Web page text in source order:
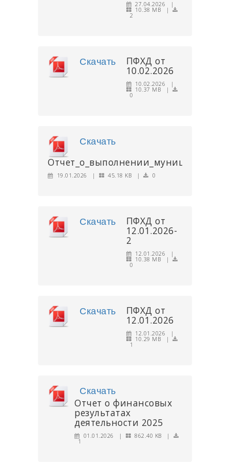
27.04.2026 |
10.38 MB |
2
Скачать ПФХД от
10.02.2026
10.02.2026 |
10.37 MB |
0
Скачать
19.01.2026 | 45.18 KB | 0
Скачать ПФХД от
12.01.2026-
2
12.01.2026 |
10.38 MB |
0
Скачать ПФХД от
12.01.2026
12.01.2026 |
10.29 MB |
1
Скачать
Отчет о финансовых
результатах
деятельности 2025
01.01.2026 | 862.40 KB |
1